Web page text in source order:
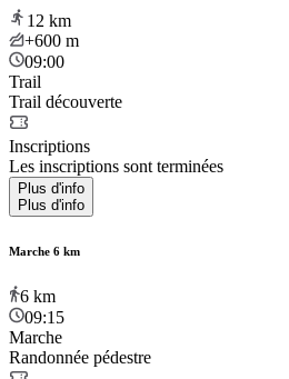
12 km
+600 m
09:00
Trail
Trail découverte
Inscriptions
Les inscriptions sont terminées
Plus d'info
Plus d'info
Marche 6 km
6 km
09:15
Marche
Randonnée pédestre